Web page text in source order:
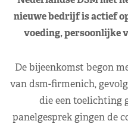
nieuwe bedrijf is actief
voeding, persoonlijke
De bijeenkomst begon
van dsm-firmenich,
die een toelichting
panelgesprek gingen de